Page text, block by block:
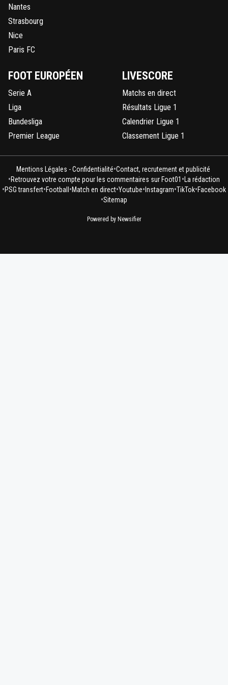
oui, avec le sauvetage de marqui a la fin
6 fois en 4 saison, je me demandais combien çà faisait
justement
Nantes
Strasbourg
Nice
Paris FC
FOOT EUROPÉEN
Serie A
Liga
Bundesliga
Premier League
LIVESCORE
Matchs en direct
Résultats Ligue 1
Calendrier Ligue 1
Classement Ligue 1
Mentions Légales - Confidentialité•Contact, recrutement et publicité
•Retrouvez votre compte pour les commentaires sur Foot01 • La rédaction
•PSG transfert•Football •Match en direct•Youtube• Instagram•TikTok•Facebook
•Sitemap
Powered by Newsifier